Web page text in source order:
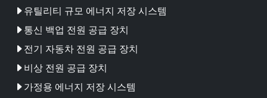
유틸리티 규모 에너지 저장 시스템
통신 백업 전원 공급 장치
전기 자동차 전원 공급 장치
비상 전원 공급 장치
가정용 에너지 저장 시스템